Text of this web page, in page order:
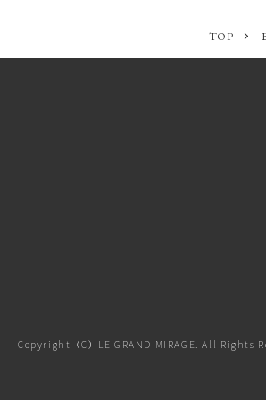
TOP
Copyright（C）LE GRAND MIRAGE. All Rights